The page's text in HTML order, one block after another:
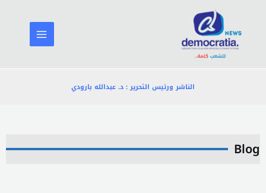
المحتوى
الناشر ورئيس التحرير : د. عبدالله بارودي
Blog